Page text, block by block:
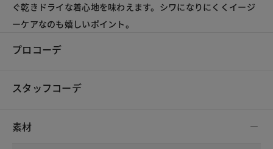
ぐ乾きドライな着心地を味わえます。シワになりにくくイージ
ーケアなのも嬉しいポイント。
プロコーデ
スタッフコーデ
素材